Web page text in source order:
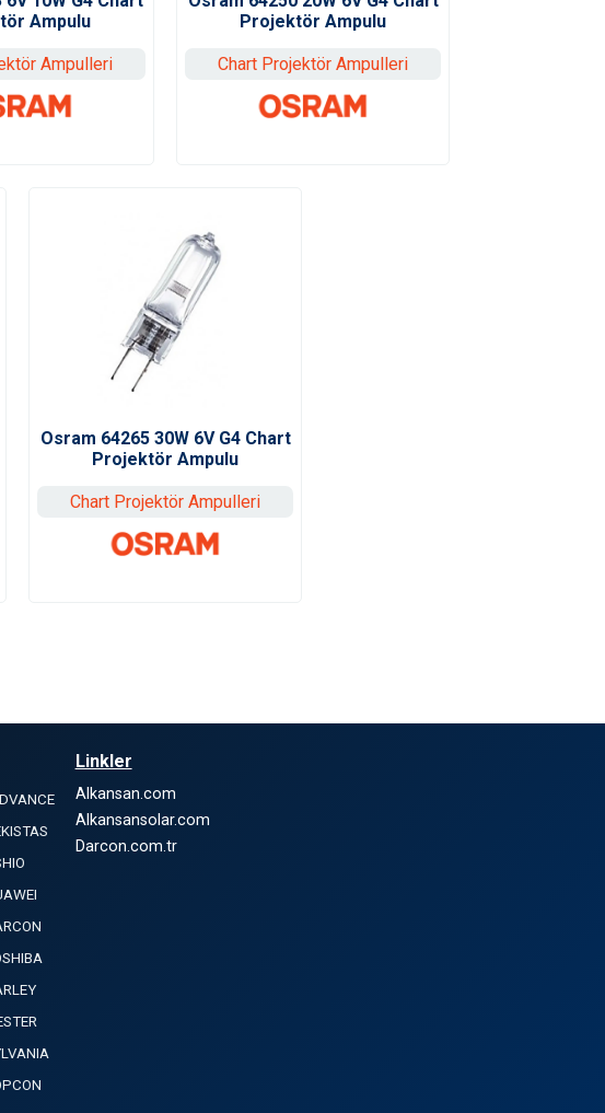
Ampulu
Ampulleri
Projektör Ampulu
Chart Projektör Ampulleri
Osram 64265 30W 6V G4 Chart
Projektör Ampulu
Chart Projektör Ampulleri
Linkler
Alkansan.com
Alkansansolar.com
Darcon.com.tr